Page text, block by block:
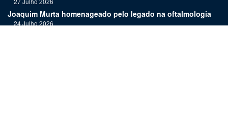
Joaquim Murta homenageado pelo legado na oftalmologia
24 Julho 2026